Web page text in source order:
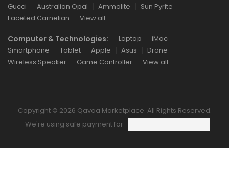
Gucci
Australian Opal Ammolite
Sun Pyrite
Faceted Carnelian
View all
Computer & Technologies: Laptop
iMac
Smartphone
Tablet Apple Asus
Drone
Wireless Speaker
Game Controller View all
Copyright © 2026 Qavaa Marketplace. All Rights Reserved.
We're using safe payment for